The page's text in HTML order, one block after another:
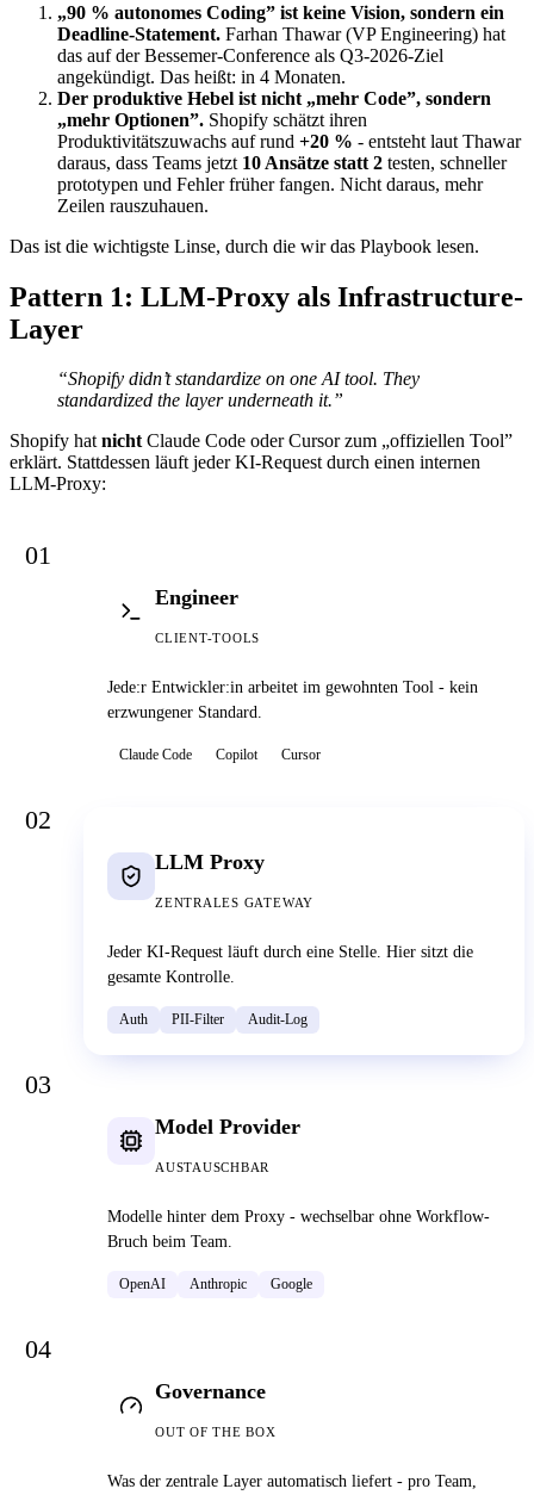
„90 % autonomes Coding” ist keine Vision, sondern ein
Deadline-Statement. Farhan Thawar (VP Engineering) hat
das auf der Bessemer-Conference als Q3-2026-Ziel
angekündigt. Das heißt: in 4 Monaten.
Der produktive Hebel ist nicht „mehr Code”, sondern
„mehr Optionen”. Shopify schätzt ihren
Produktivitätszuwachs auf rund +20 % - entsteht laut Thawar
daraus, dass Teams jetzt 10 Ansätze statt 2 testen, schneller
prototypen und Fehler früher fangen. Nicht daraus, mehr
Zeilen rauszuhauen.
Das ist die wichtigste Linse, durch die wir das Playbook lesen.
Pattern 1: LLM-Proxy als Infrastructure-
Layer
“Shopify didn’t standardize on one AI tool. They
standardized the layer underneath it.”
Shopify hatnichtClaude Code oder Cursor zum „offiziellen Tool”
erklärt. Stattdessen läuft jeder KI-Request durch einen internen
LLM-Proxy:
01
Engineer
CLIENT-TOOLS
Jede:r Entwickler:in arbeitet im gewohnten Tool - kein
erzwungener Standard.
Claude Code Copilot Cursor
02
LLM Proxy
ZENTRALES GATEWAY
Jeder KI-Request läuft durch eine Stelle. Hier sitzt die
gesamte Kontrolle.
Auth PII-Filter Audit-Log
03
Model Provider
AUSTAUSCHBAR
Modelle hinter dem Proxy - wechselbar ohne Workflow-
Bruch beim Team.
OpenAI Anthropic Google
04
Governance
OUT OF THE BOX
Was der zentrale Layer automatisch liefert - pro Team,